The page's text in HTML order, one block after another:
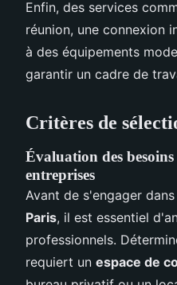
Enfin, des services
réunion, une connexion
à des équipements
garantir un cadre de
Critères de
Évaluation des besoins
entreprises
Avant de s'engager
Paris, il est essentiel
professionnels.
requiert un espace de